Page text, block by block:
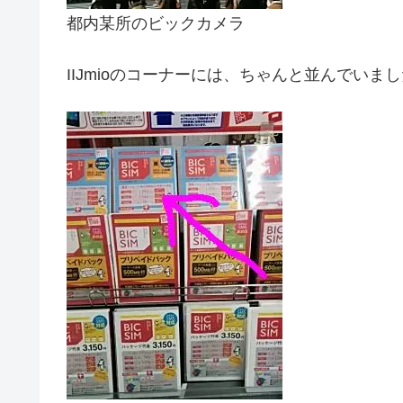
都内某所のビックカメラ
IIJmioのコーナーには、ちゃんと並んでいま